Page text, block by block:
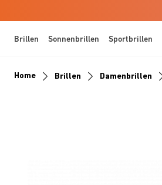
Brillen Sonnenbrillen Sportbrillen
Home Brillen Damenbrillen